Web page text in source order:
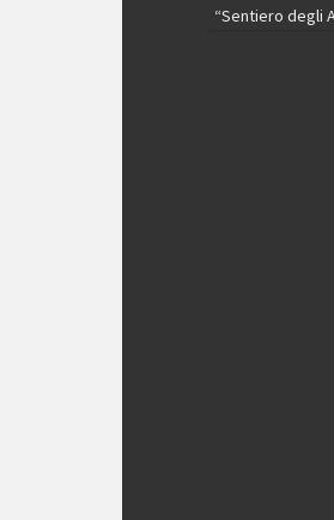
“Sentiero degli